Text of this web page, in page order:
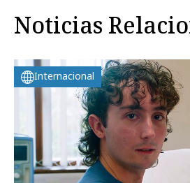
Noticias
Internacional